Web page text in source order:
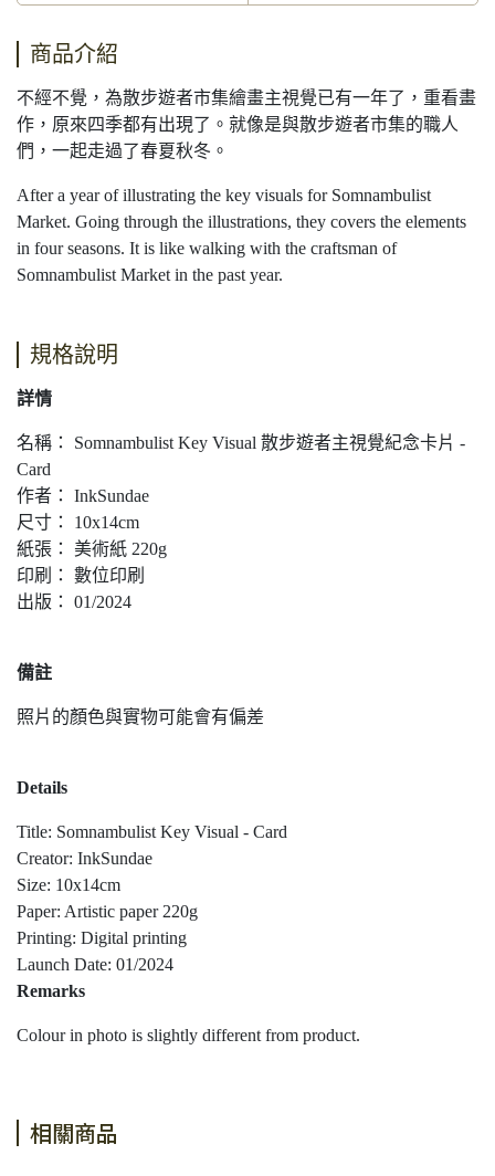
商品介紹
不經不覺，為散步遊者市集繪畫主視覺已有一年了，重看畫
作，原來四季都有出現了。就像是與散步遊者市集的職人
們，一起走過了春夏秋冬。
After a year of illustrating the key visuals for Somnambulist
Market. Going through the illustrations, they covers the elements
in four seasons. It is like walking with the craftsman of
Somnambulist Market in the past year.
規格說明
詳情
名稱： Somnambulist Key Visual 散步遊者主視覺紀念卡片 -
Card
作者： InkSundae
尺寸： 10x14cm
紙張： 美術紙 220g
印刷： 數位印刷
出版： 01/2024
備註
照片的顏色與實物可能會有偏差
Details
Title: Somnambulist Key Visual - Card
Creator: InkSundae
Size: 10x14cm
Paper: Artistic paper 220g
Printing: Digital printing
Launch Date: 01/2024
Remarks
Colour in photo is slightly different from product.
相關商品